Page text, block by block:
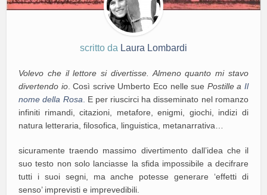
scritto da Laura Lombardi
Volevo che il lettore si divertisse. Almeno quanto mi stavo
divertendo io. Così scrive Umberto Eco nelle sue Postille a Il
nome della Rosa
E per riuscirci ha disseminato nel romanzo
infiniti rimandi, citazioni, metafore, enigmi, giochi, indizi di
natura letteraria, filosofica, linguistica, metanarrativa…
sicuramente traendo massimo divertimento dall’idea che il
suo testo non solo lanciasse la sfida impossibile a decifrare
tutti i suoi segni, ma anche potesse generare ‘effetti di
senso’ imprevisti e imprevedibili.